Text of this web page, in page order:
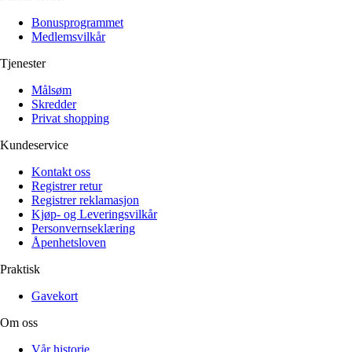
Klær
Reise
Informasjon
Tilbehør
Lukk
Alle artikler
Klær
Reise
Informasjon
Tilbehør
Målsøm
Lukk
Bonusprogrammet
Medlemsvilkår
Tjenester
Målsøm
Skredder
Privat shopping
Kundeservice
Kontakt oss
Registrer retur
Registrer reklamasjon
Kjøp- og Leveringsvilkår
Personvernseklæring
Åpenhetsloven
Praktisk
Gavekort
Om oss
Vår historie